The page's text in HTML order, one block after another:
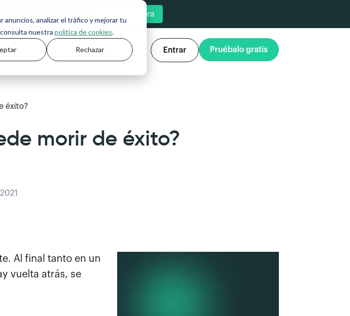
analizar el tráfico y mejorar tu
nuestra política de cookies.
Rechazar
Producto Recursos
éxito?
morir de éxito?
Al final tanto en un
vuelta atrás, se